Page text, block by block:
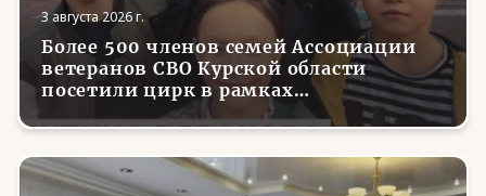
3 августа 2026 г.
Более 500 членов семей Ассоциации
ветеранов СВО Курской области
посетили цирк в рамках
всероссийской акции